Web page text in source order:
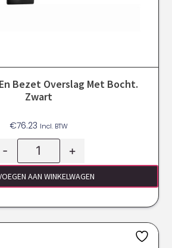
Bezet Overslag Met Bocht.
Zwart
€76.23 Incl. BTW
- +
AAN WINKELWAGEN